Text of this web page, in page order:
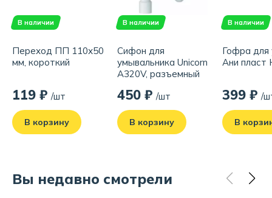
В наличии
Переход ПП 110х50
мм, короткий
119 ₽ /шт
В корзину
В наличии
Сифон для
умывальника Unicorn
A320V, разъемный
на стиральную
машину, гофра
40х40/50
450 ₽ /шт
В корзину
В наличии
Гофра для
Ани пласт
399 ₽ /
В
Вы недавно смотрели